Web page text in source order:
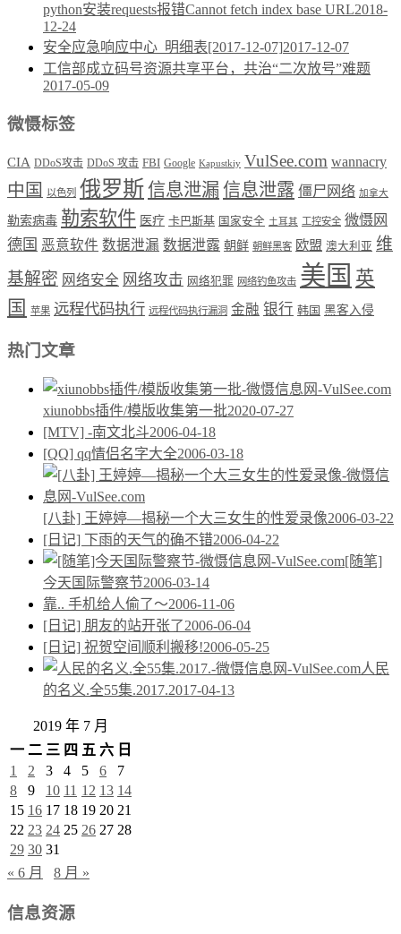
python安装requests报错Cannot fetch index base URL2018-
12-24
安全应急响应中心_明细表[2017-12-07]2017-12-07
工信部成立码号资源共享平台，共治“二次放号”难题
2017-05-09
微慑标签
CIA DDoS攻击 DDoS 攻击 FBI Google Kapustkiy VulSee.com wannacry
中国 以色列 俄罗斯信息泄漏信息泄露 僵尸网络 加拿大
勒索病毒 勒索软件 医疗 卡巴斯基 国家安全 土耳其 工控安全 微慑网
德国 恶意软件 数据泄漏 数据泄露 朝鲜 朝鲜黑客 欧盟 澳大利亚 维
基解密 网络安全 网络攻击 网络犯罪 网络钓鱼攻击 美国 英
国
苹果 远程代码执行 远程代码执行漏洞 金融 银行 韩国 黑客入侵
热门文章
xiunobbs插件/模版收集第一批2020-07-27
[MTV] -南文北斗2006-04-18
[QQ] qq情侣名字大全2006-03-18
[八卦] 王婷婷—揭秘一个大三女生的性爱录像2006-03-22
[日记] 下雨的天气的确不错2006-04-22
[随笔]
今天国际警察节2006-03-14
靠.. 手机给人偷了～2006-11-06
[日记] 朋友的站开张了2006-06-04
[日记] 祝贺空间顺利搬移!2006-05-25
人民
的名义.全55集.2017.2017-04-13
2019 年 7 月
一 二 三 四 五 六 日
1
2 3 4 5 6
7
8
9 10 11 12 13 14
15 16 17 18 19 20 21
22 23 24 25 26 27 28
29 30 31
« 6 月
8 月 »
信息资源